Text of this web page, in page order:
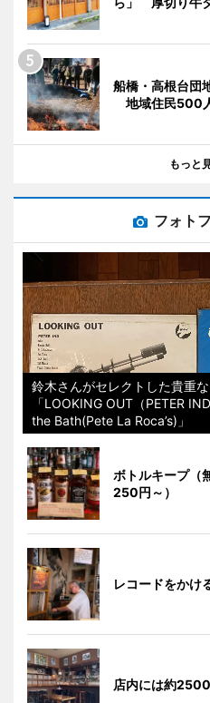
船橋・高根台団
地域住民500
もっと
フォト
鈴木さんがセレクトした貴重な
「LOOKING OUT（PETER
the Bath(Pete La Roca’s)」
ボトルキープ（
250円～）
レコードをかけ
店内には約